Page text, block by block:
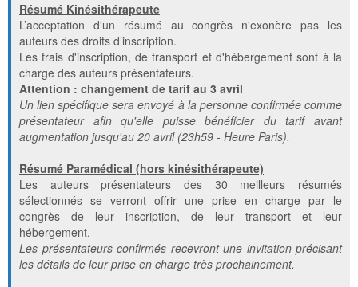
Résumé Kinésithérapeute
L’acceptation d'un résumé au congrès n'exonère pas les
auteurs des droits d’inscription.
Les frais d'inscription, de transport et d'hébergement sont à la
charge des auteurs présentateurs.
Attention : changement de tarif au 3 avril
Un lien spécifique sera envoyé à la personne confirmée comme
présentateur afin qu'elle puisse bénéficier du tarif avant
augmentation jusqu'au 20 avril (23h59 - Heure Paris).
Résumé Paramédical (hors kinésithérapeute)
Les auteurs présentateurs des 30 meilleurs résumés
sélectionnés se verront offrir une prise en charge par le
congrès de leur inscription, de leur transport et leur
hébergement.
Les présentateurs confirmés recevront une invitation précisant
les détails de leur prise en charge très prochainement.